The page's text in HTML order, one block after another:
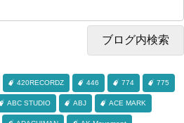
420RECORDZ 446 774 775
ABC STUDIO ABJ ACE MARK